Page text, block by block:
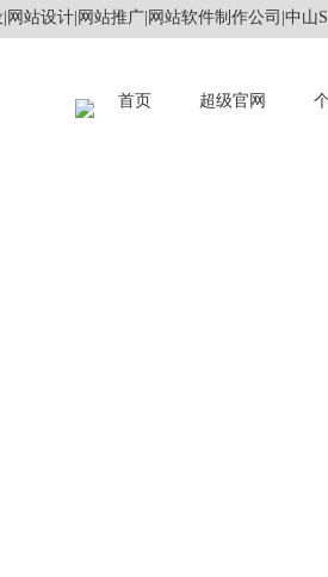
网站设计|网站推广|网站软件制作公司|中山
首页 超级官网